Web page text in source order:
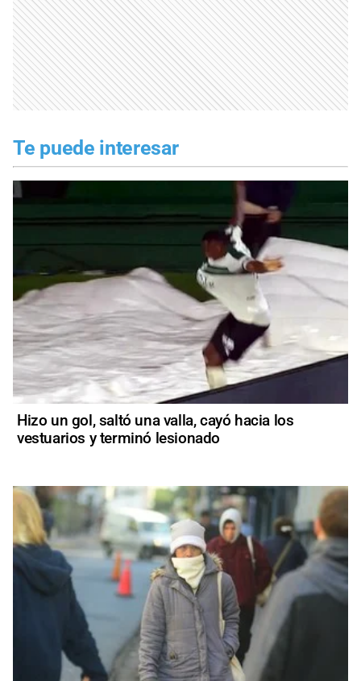
Te puede interesar
Hizo un gol, saltó una valla, cayó hacia los
vestuarios y terminó lesionado